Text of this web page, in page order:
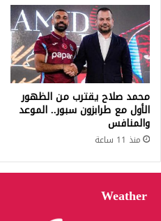
محمد صلاح يقترب من الظهور
الأول مع طرابزون سبور.. الموعد
والمنافس
منذ 11 ساعة
Weather